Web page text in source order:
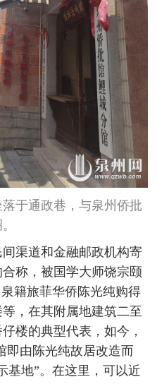
于通政巷，与泉州侨批
渠道和金融邮政机构寄
称，被国学大师饶宗颐
籍旅菲华侨陈光纯购得
，在其附属地建筑二至
楼的典型代表，如今，
即由陈光纯故居改造而
基地”。在这里，可以近